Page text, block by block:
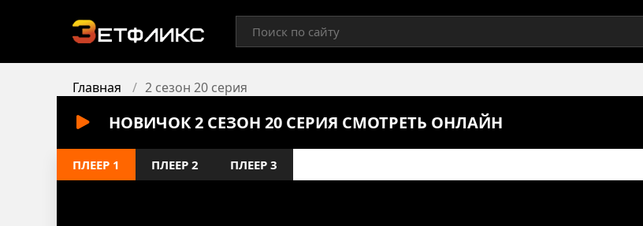
Главная 2 сезон 20 серия
НОВИЧОК 2 СЕЗОН 20 СЕРИЯ СМОТРЕТЬ ОНЛАЙН
ПЛЕЕР 1 ПЛЕЕР 2 ПЛЕЕР 3